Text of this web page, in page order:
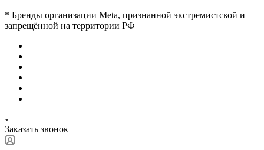
* Бренды организации Meta, признанной экстремистской и
запрещённой на территории РФ
Заказать звонок